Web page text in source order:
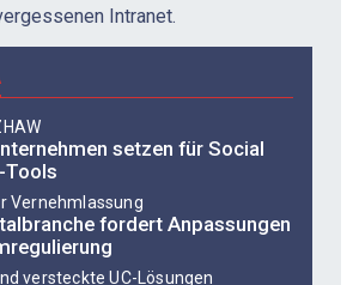
Intranet.
setzen für Social
Tools
Vernehmlassung
fordert Anpassungen
versteckte UC-Lösungen